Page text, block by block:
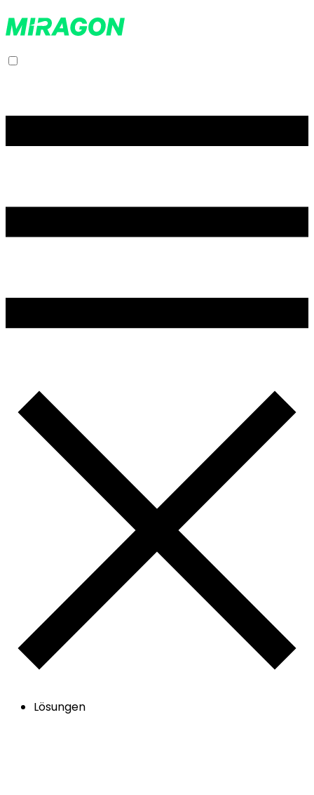
Lösungen